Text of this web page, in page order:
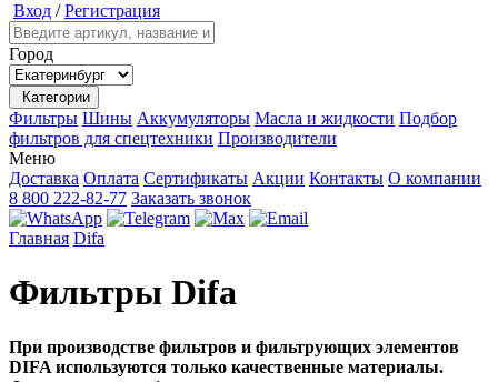
Вход /Регистрация
Город
Категории
Фильтры Шины Аккумуляторы Масла и жидкости Подбор
фильтров для спецтехники Производители
Меню
Доставка Оплата Сертификаты Акции Контакты О компании
8 800 222-82-77 Заказать звонок
Главная Difa
Фильтры Difa
При производстве фильтров и фильтрующих элементов
DIFA используются только качественные материалы.